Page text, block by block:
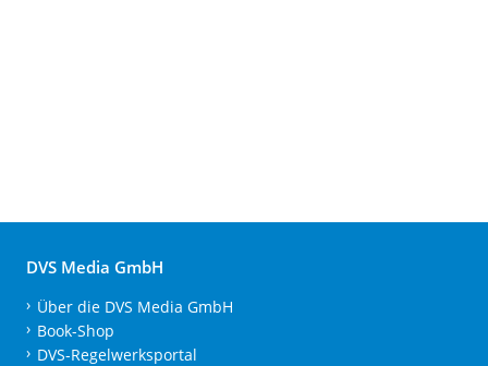
DVS Media GmbH
Über die DVS Media GmbH
Book-Shop
DVS-Regelwerksportal